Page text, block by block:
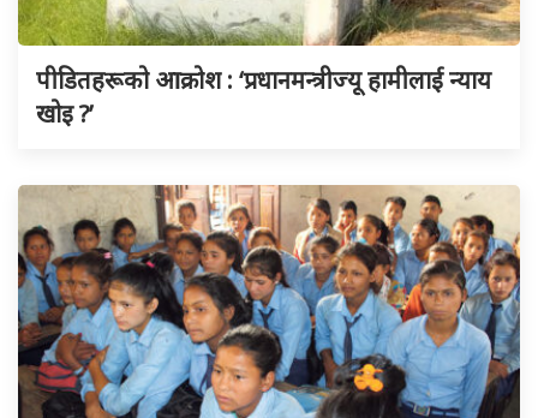
पीडितहरूको आक्रोश : ‘प्रधानमन्त्रीज्यू हामीलाई न्याय
खोइ ?’